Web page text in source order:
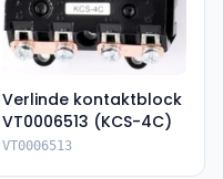
Verlinde kontaktblock
VT0006513 (KCS-4C)
VT0006513